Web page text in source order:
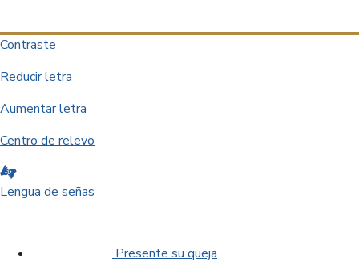
Contraste
Reducir letra
Aumentar letra
Centro de relevo
Lengua de señas
Presente su queja